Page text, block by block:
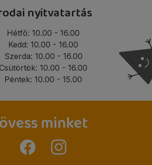
nyitvatartás
Hétfő: 10.00 - 16.00
Kedd: 10.00 - 16.00
Szerda: 10.00 - 16.00
10.00 - 16.00
Péntek: 10.00 - 15.00
minket